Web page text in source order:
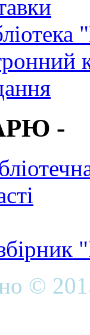
-
©